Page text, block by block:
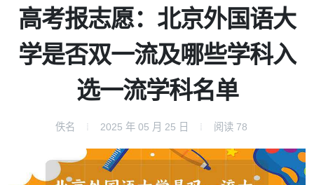
高考报志愿：北京外国语大
学是否双一流及哪些学科入
选一流学科名单
佚名 2025 年 05 月 25 日 阅读 78